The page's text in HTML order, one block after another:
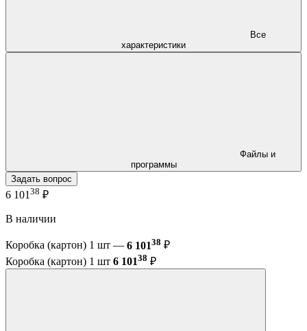
характеристики
программы
Задать вопрос
6 101 38 ₽
В наличии
Коробка (картон) 1 шт — 6 10138 ₽
Коробка (картон) 1 шт 6 10138 ₽